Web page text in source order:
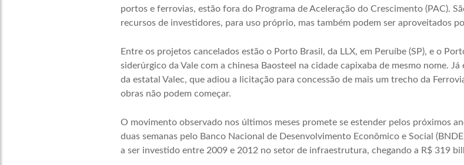
portos e ferrovias, estão fora do Programa de Aceleração do Crescimento (PAC).
recursos de investidores, para uso próprio, mas também podem ser aproveitados
Entre os projetos cancelados estão o Porto Brasil, da LLX, em Peruíbe (SP), e o
siderúrgico da Vale com a chinesa Baosteel na cidade capixaba de mesmo nome.
da estatal Valec, que adiou a licitação para concessão de mais um trecho da
obras não podem começar.
O movimento observado nos últimos meses promete se estender pelos próximos
duas semanas pelo Banco Nacional de Desenvolvimento Econômico e Social
a ser investido entre 2009 e 2012 no setor de infraestrutura, chegando a R$ 319